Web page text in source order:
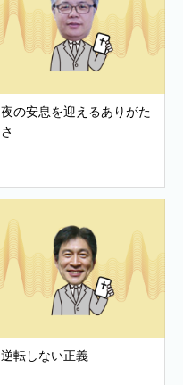
夜の安息を迎えるありがた
さ
逆転しない正義